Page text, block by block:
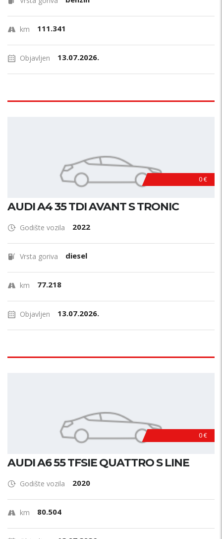
km 111.341
Objavljen 13.07.2026.
0 €
AUDI A4 35 TDI AVANT S TRONIC
Godište vozila 2022
Vrsta goriva diesel
km 77.218
Objavljen 13.07.2026.
0 €
AUDI A6 55 TFSIE QUATTRO S LINE
Godište vozila 2020
km 80.504